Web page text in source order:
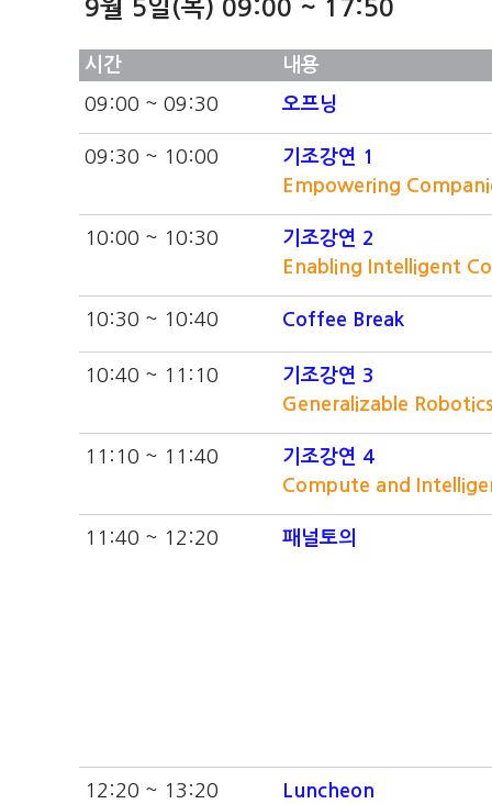
9월 5일(목) 09:00 ~ 17:50
시간
내용
09:00 ~ 09:30
오프닝
09:30 ~ 10:00
기조강연 1
Empowering
10:00 ~ 10:30
기조강연 2
Enabling Intelligent
10:30 ~ 10:40 Coffee Break
10:40 ~ 11:10
기조강연 3
Generalizable
11:10 ~ 11:40
기조강연 4
Compute and
11:40 ~ 12:20 패널토의
12:20 ~ 13:20 Luncheon